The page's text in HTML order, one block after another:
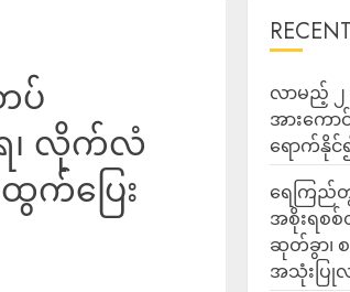
ပ်
၊ လိုက်လံ
က်ပြေး
လာမည့်
အားကော
ရောက်နို
ရေကြည်
အစိုးရစ
ဆုတ်ခွာ၊ စ
အသုံးပြု